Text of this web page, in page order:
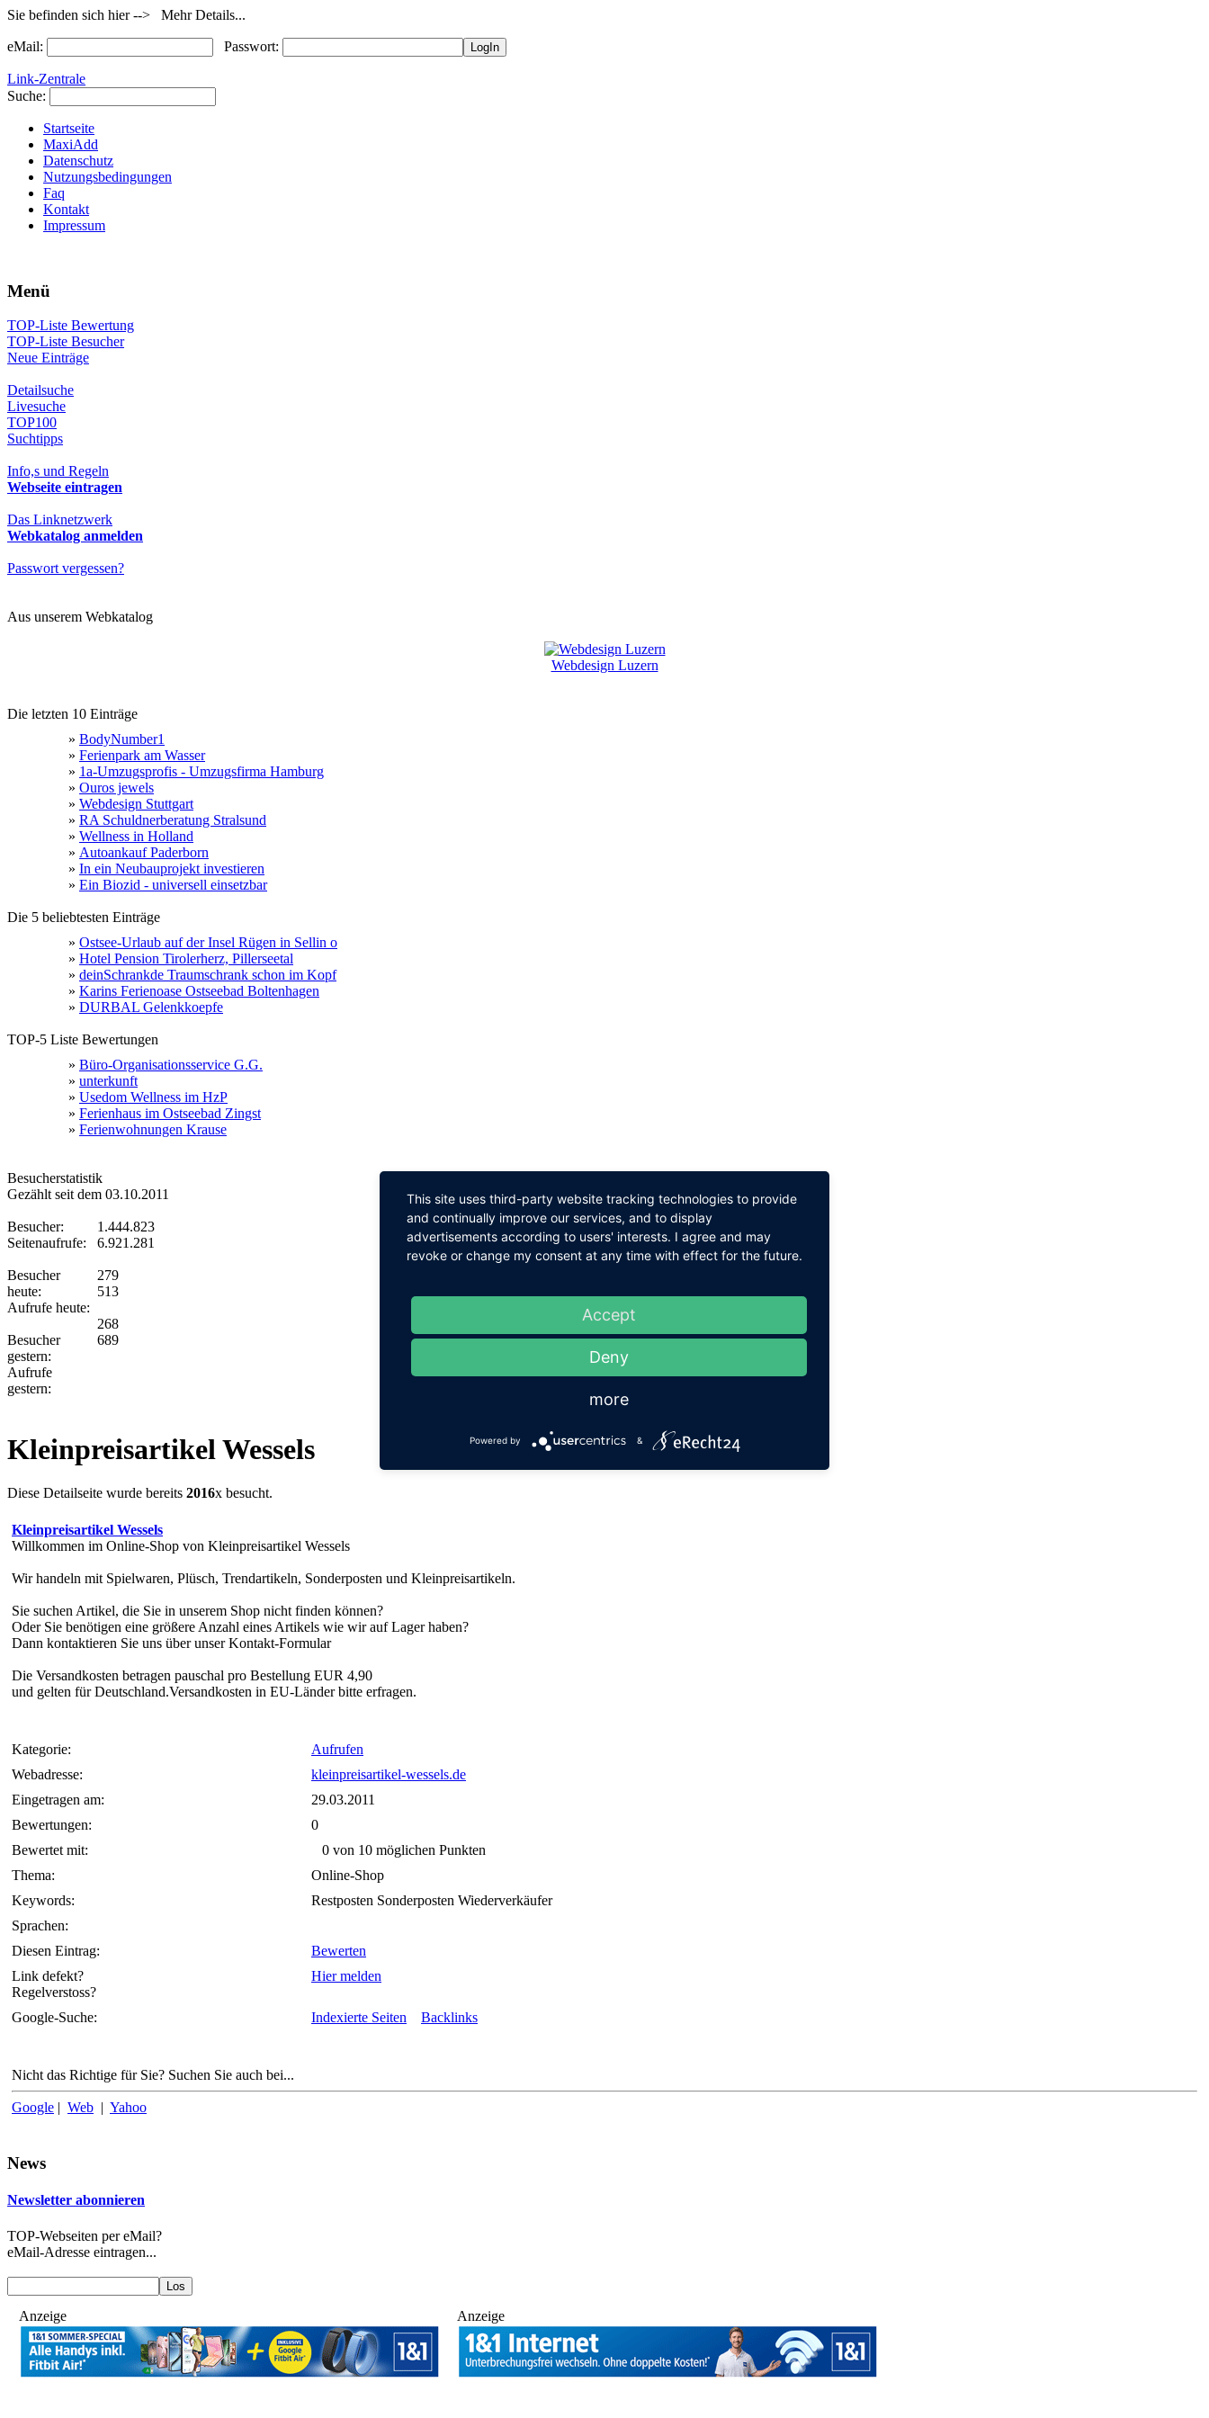
Sie befinden sich hier --> Mehr Details...
eMail: Passwort:
Link-Zentrale
Suche:
Startseite
MaxiAdd
Datenschutz
Nutzungsbedingungen
Faq
Kontakt
Impressum
Menü
TOP-Liste Bewertung
TOP-Liste Besucher
Neue Einträge
Detailsuche
Livesuche
TOP100
Suchtipps
Info,s und Regeln
Webseite eintragen
Das Linknetzwerk
Webkatalog anmelden
Passwort vergessen?
Aus unserem Webkatalog
Webdesign Luzern
Die letzten 10 Einträge
» BodyNumber1
» Ferienpark am Wasser
» 1a-Umzugsprofis - Umzugsfirma Hamburg
» Ouros jewels
» Webdesign Stuttgart
» RA Schuldnerberatung Stralsund
» Wellness in Holland
» Autoankauf Paderborn
» In ein Neubauprojekt investieren
» Ein Biozid - universell einsetzbar
Die 5 beliebtesten Einträge
» Ostsee-Urlaub auf der Insel Rügen in Sellin o
» Hotel Pension Tirolerherz, Pillerseetal
» deinSchrankde Traumschrank schon im Kopf
» Karins Ferienoase Ostseebad Boltenhagen
» DURBAL Gelenkkoepfe
TOP-5 Liste Bewertungen
» Büro-Organisationsservice G.G.
» unterkunft
» Usedom Wellness im HzP
» Ferienhaus im Ostseebad Zingst
» Ferienwohnungen Krause
Besucherstatistik
Gezählt seit dem 03.10.2011
Besucher:
Seitenaufrufe:
Besucher
heute:
Aufrufe heute:
Besucher
gestern:
Aufrufe
gestern:
1.444.823
6.921.281
279
513
268
689
Kleinpreisartikel Wessels
Diese Detailseite wurde bereits 2016x besucht.
Kleinpreisartikel Wessels
Willkommen im Online-Shop von Kleinpreisartikel Wessels
Wir handeln mit Spielwaren, Plüsch, Trendartikeln, Sonderposten und Kleinpreisartikeln.
Sie suchen Artikel, die Sie in unserem Shop nicht finden können?
Oder Sie benötigen eine größere Anzahl eines Artikels wie wir auf Lager haben?
Dann kontaktieren Sie uns über unser Kontakt-Formular
Die Versandkosten betragen pauschal pro Bestellung EUR 4,90
und gelten für Deutschland.Versandkosten in EU-Länder bitte erfragen.
Kategorie:
Aufrufen
Webadresse:
kleinpreisartikel-wessels.de
Eingetragen am:
29.03.2011
Bewertungen:
0
Bewertet mit:
0 von 10 möglichen Punkten
Thema:
Online-Shop
Keywords:
Restposten Sonderposten Wiederverkäufer
Sprachen:
Diesen Eintrag:
Bewerten
Link defekt?
Regelverstoss?
Hier melden
Google-Suche: Indexierte Seiten Backlinks
Nicht das Richtige für Sie? Suchen Sie auch bei...
Google | Web | Yahoo
News
Newsletter abonnieren
TOP-Webseiten per eMail?
eMail-Adresse eintragen...
Anzeige Anzeige
This site uses third-party website tracking technologies to provide
and continually improve our services, and to display
advertisements according to users' interests. I agree and may
revoke or change my consent at any time with effect for the future.
Accept
Deny
more
Powered by &